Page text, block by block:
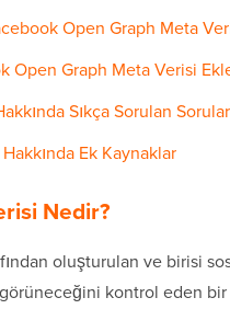
Open Graph Meta
Open Graph Meta Verisi
Sıkça Sorulan Sorular
Ek Kaynaklar
Nedir?
oluşturulan ve birisi
kontrol eden